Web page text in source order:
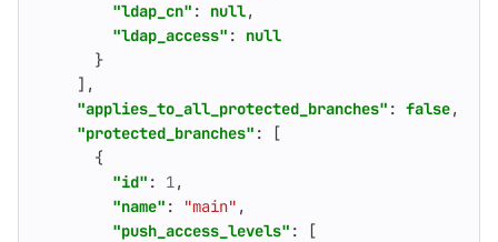
"ldap_cn" : null,
"ldap_access" :
null
}
],
"applies_to_all_protected_branches" : false,
"protected_branches" :
[
{
"id" : 1,
"name" : "main" ,
"push_access_levels" :
[